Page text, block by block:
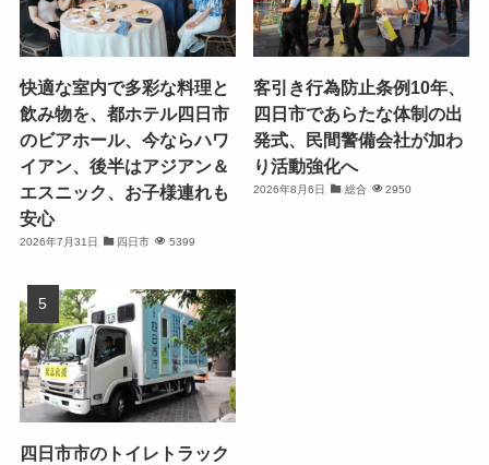
快適な室内で多彩な料理と
飲み物を、都ホテル四日市
のビアホール、今ならハワ
イアン、後半はアジアン＆
エスニック、お子様連れも
安心
2026年7月31日 四日市 5399
客引き行為防止条例10年、
四日市であらたな体制の出
発式、民間警備会社が加わ
り活動強化へ
2026年8月6日 総合 2950
四日市市のトイレトラック